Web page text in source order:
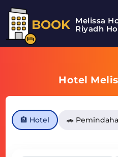
BOOK Melissa
Riyadh
Hotel
🏨 Hotel 🚗